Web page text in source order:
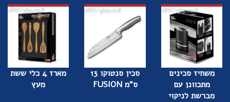
משחיז סכינים
מתכוונן עם
מברשת לניקוי
סכין סנטוקו 13
ס"מ FUSION
מארז 4 כלי ששת
מעץ